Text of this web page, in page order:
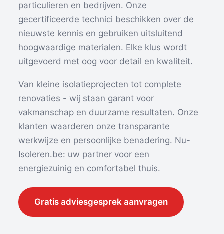
particulieren en bedrijven. Onze
gecertificeerde technici beschikken over de
nieuwste kennis en gebruiken uitsluitend
hoogwaardige materialen. Elke klus wordt
uitgevoerd met oog voor detail en kwaliteit.
Van kleine isolatieprojecten tot complete
renovaties - wij staan garant voor
vakmanschap en duurzame resultaten. Onze
klanten waarderen onze transparante
werkwijze en persoonlijke benadering. Nu-
Isoleren.be: uw partner voor een
energiezuinig en comfortabel thuis.
Gratis adviesgesprek aanvragen